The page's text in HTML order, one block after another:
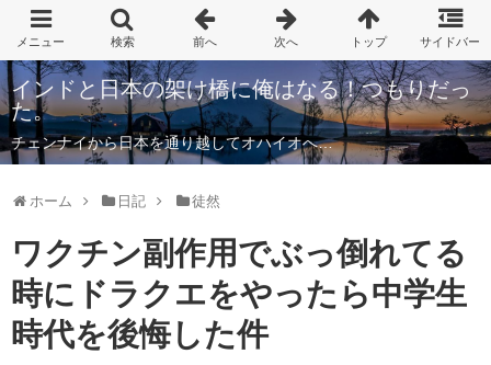
インドと日本の架け橋に俺はなる！つもりだっ
た。
チェンナイから日本を通り越してオハイオへ…
ホーム 日記 徒然
ワクチン副作用でぶっ倒れてる
時にドラクエをやったら中学生
時代を後悔した件